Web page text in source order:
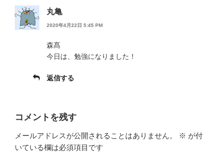
丸亀
2020年4月22日 5:45 PM
森髙
今日は、勉強になりました！
返信する
コメントを残す
メールアドレスが公開されることはありません。 ※ が付
いている欄は必須項目です